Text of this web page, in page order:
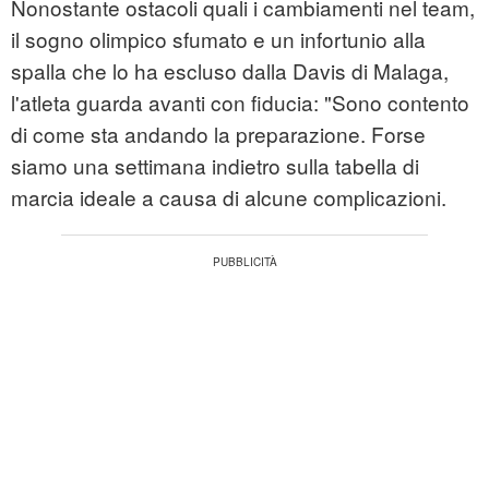
Nonostante ostacoli quali i cambiamenti nel team,
il sogno olimpico sfumato e un infortunio alla
spalla che lo ha escluso dalla Davis di Malaga,
l'atleta guarda avanti con fiducia: "Sono contento
di come sta andando la preparazione. Forse
siamo una settimana indietro sulla tabella di
marcia ideale a causa di alcune complicazioni.